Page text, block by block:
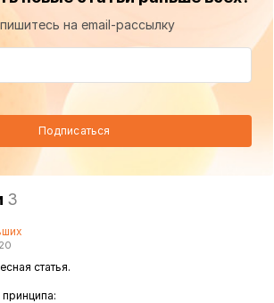
на email-рассылку
Подписаться
3
статья.